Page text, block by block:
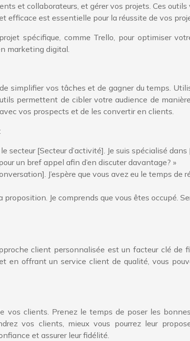
et collaborateurs, et gérer vos projets. Ces
efficace est essentielle pour la réussite de vos
spécifique, comme Trello, pour optimiser
marketing digital.
simplifier vos tâches et de gagner du temps.
permettent de cibler votre audience de
vos prospects et de les convertir en clients.
secteur [Secteur d’activité]. Je suis spécialisé
un bref appel afin d’en discuter davantage? »
J’espère que vous avez eu le temps de
Je comprends que vous êtes occupé.
client personnalisée est un facteur clé de
offrant un service client de qualité, vous
clients. Prenez le temps de poser les
vos clients, mieux vous pourrez leur
et assurer leur fidélité.